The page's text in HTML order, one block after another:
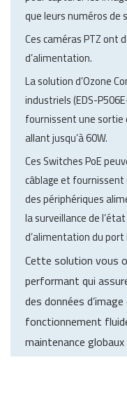
que leurs numéros de
Ces caméras PTZ ont
d’alimentation.
La solution d’Ozone
industriels (EDS-
fournissent une sortie
allant jusqu’à 60W.
Ces Switches PoE
câblage et
des périphériques
la surveillance de
d’alimentation du port
Cette solution vous
performant qui
des données
fonctionnement
maintenance globaux